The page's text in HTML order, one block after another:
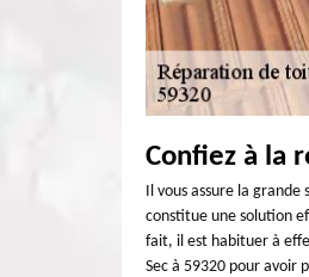
Confiez à la
Il vous assure la
constitue une solution
fait, il est habituer à
Sec à 59320 pour avoir